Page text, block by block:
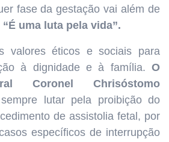
fase da gestação vai além de
“É uma luta pela vida”.
valores éticos e sociais para
à dignidade e à família. O
Coronel Chrisóstomo
lutar pela proibição do
de assistolia fetal, por
específicos de interrupção